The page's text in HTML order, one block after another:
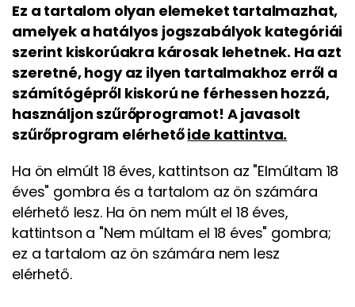
Ez a tartalom olyan elemeket tartalmazhat,
amelyek a hatályos jogszabályok kategóriái
szerint kiskorúakra károsak lehetnek. Ha azt
szeretné, hogy az ilyen tartalmakhoz erről a
számítógépről kiskorú ne férhessen hozzá,
használjon szűrőprogramot! A javasolt
szűrőprogram elérhetőide kattintva.
Ha ön elmúlt 18 éves, kattintson az "Elmúltam 18
éves" gombra és a tartalom az ön számára
elérhető lesz. Ha ön nem múlt el 18 éves,
kattintson a "Nem múltam el 18 éves" gombra;
ez a tartalom az ön számára nem lesz
elérhető.